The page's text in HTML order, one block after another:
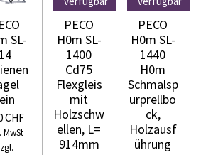
SL-
14
CHF
MwSt
PECO
H0m SL-
1400
Cd75
Flexgleis
mit
Holzschw
ellen, L=
914mm
PECO
H0m SL-
1440
H0m
Schmalsp
urprellbo
ck,
Holzausf
ührung